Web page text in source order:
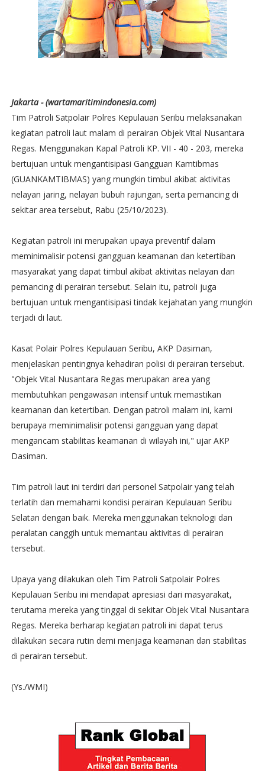
Jakarta - (wartamaritimindonesia.com)
Tim Patroli Satpolair Polres Kepulauan Seribu melaksanakan
kegiatan patroli laut malam di perairan Objek Vital Nusantara
Regas. Menggunakan Kapal Patroli KP. VII - 40 - 203, mereka
bertujuan untuk mengantisipasi Gangguan Kamtibmas
(GUANKAMTIBMAS) yang mungkin timbul akibat aktivitas
nelayan jaring, nelayan bubuh rajungan, serta pemancing di
sekitar area tersebut, Rabu (25/10/2023).
Kegiatan patroli ini merupakan upaya preventif dalam
meminimalisir potensi gangguan keamanan dan ketertiban
masyarakat yang dapat timbul akibat aktivitas nelayan dan
pemancing di perairan tersebut. Selain itu, patroli juga
bertujuan untuk mengantisipasi tindak kejahatan yang mungkin
terjadi di laut.
Kasat Polair Polres Kepulauan Seribu, AKP Dasiman,
menjelaskan pentingnya kehadiran polisi di perairan tersebut.
"Objek Vital Nusantara Regas merupakan area yang
membutuhkan pengawasan intensif untuk memastikan
keamanan dan ketertiban. Dengan patroli malam ini, kami
berupaya meminimalisir potensi gangguan yang dapat
mengancam stabilitas keamanan di wilayah ini," ujar AKP
Dasiman.
Tim patroli laut ini terdiri dari personel Satpolair yang telah
terlatih dan memahami kondisi perairan Kepulauan Seribu
Selatan dengan baik. Mereka menggunakan teknologi dan
peralatan canggih untuk memantau aktivitas di perairan
tersebut.
Upaya yang dilakukan oleh Tim Patroli Satpolair Polres
Kepulauan Seribu ini mendapat apresiasi dari masyarakat,
terutama mereka yang tinggal di sekitar Objek Vital Nusantara
Regas. Mereka berharap kegiatan patroli ini dapat terus
dilakukan secara rutin demi menjaga keamanan dan stabilitas
di perairan tersebut.
(Ys./WMI)